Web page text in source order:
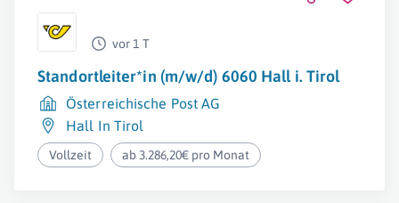
vor 1 T
Standortleiter*in (m/w/d) 6060 Hall i. Tirol
Österreichische Post AG
Hall In Tirol
Vollzeit ab 3.286,20€ pro Monat